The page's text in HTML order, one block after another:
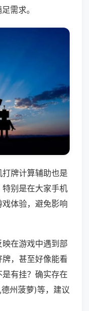
需求。
牌计算辅助也是
别是在大家手机
体验，避免影响
在游戏中遇到部
，甚至好像能看
有挂？确实存在
州菠萝)等，建议